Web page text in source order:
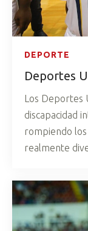
DEPORTE
Deportes
Los Deportes
discapacidad
rompiendo
realmente